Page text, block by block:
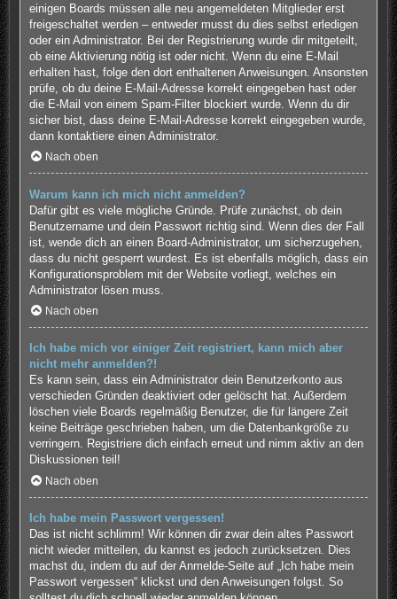
einigen Boards müssen alle neu angemeldeten Mitglieder erst
freigeschaltet werden – entweder musst du dies selbst erledigen
oder ein Administrator. Bei der Registrierung wurde dir mitgeteilt,
ob eine Aktivierung nötig ist oder nicht. Wenn du eine E-Mail
erhalten hast, folge den dort enthaltenen Anweisungen. Ansonsten
prüfe, ob du deine E-Mail-Adresse korrekt eingegeben hast oder
die E-Mail von einem Spam-Filter blockiert wurde. Wenn du dir
sicher bist, dass deine E-Mail-Adresse korrekt eingegeben wurde,
dann kontaktiere einen Administrator.
Nach oben
Warum kann ich mich nicht anmelden?
Dafür gibt es viele mögliche Gründe. Prüfe zunächst, ob dein
Benutzername und dein Passwort richtig sind. Wenn dies der Fall
ist, wende dich an einen Board-Administrator, um sicherzugehen,
dass du nicht gesperrt wurdest. Es ist ebenfalls möglich, dass ein
Konfigurationsproblem mit der Website vorliegt, welches ein
Administrator lösen muss.
Nach oben
Ich habe mich vor einiger Zeit registriert, kann mich aber
nicht mehr anmelden?!
Es kann sein, dass ein Administrator dein Benutzerkonto aus
verschieden Gründen deaktiviert oder gelöscht hat. Außerdem
löschen viele Boards regelmäßig Benutzer, die für längere Zeit
keine Beiträge geschrieben haben, um die Datenbankgröße zu
verringern. Registriere dich einfach erneut und nimm aktiv an den
Diskussionen teil!
Nach oben
Ich habe mein Passwort vergessen!
Das ist nicht schlimm! Wir können dir zwar dein altes Passwort
nicht wieder mitteilen, du kannst es jedoch zurücksetzen. Dies
machst du, indem du auf der Anmelde-Seite auf „Ich habe mein
Passwort vergessen“ klickst und den Anweisungen folgst. So